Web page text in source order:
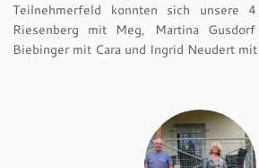
Teilnehmerfeld konnten sich unsere 4
Riesenberg mit Meg, Martina
Biebinger mit Cara und Ingrid Neudert